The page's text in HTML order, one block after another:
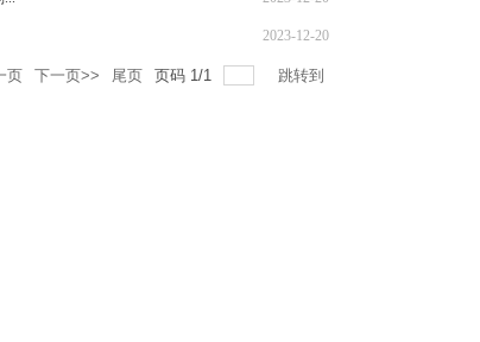
2023-12-20
页 下一页>> 尾页 页码 1/1 跳转到